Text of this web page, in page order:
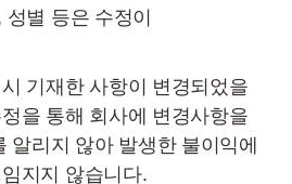
별 등은 수정이
기재한 사항이 변경되었을
을 통해 회사에 변경사항을
알리지 않아 발생한 불이익에
지지 않습니다.